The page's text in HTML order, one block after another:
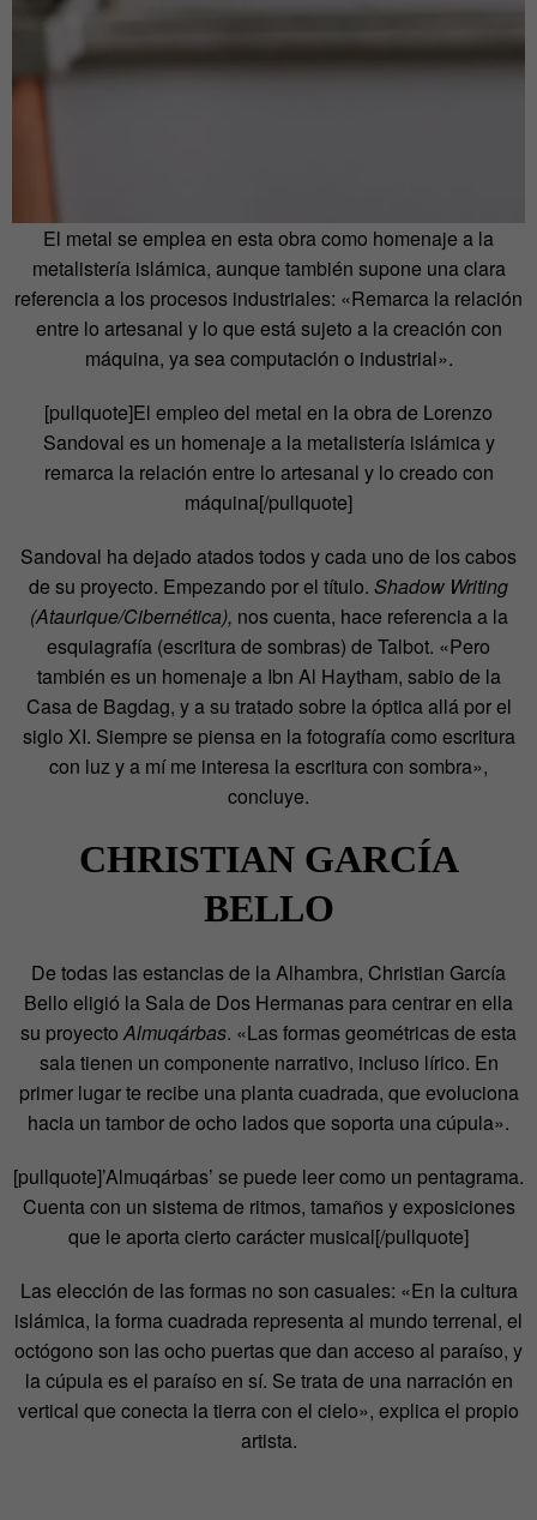
El metal se emplea en esta obra como homenaje a la
metalistería islámica, aunque también supone una clara
referencia a los procesos industriales: «Remarca la relación
entre lo artesanal y lo que está sujeto a la creación con
máquina, ya sea computación o industrial».
[pullquote]El empleo del metal en la obra de Lorenzo
Sandoval es un homenaje a la metalistería islámica y
remarca la relación entre lo artesanal y lo creado con
máquina[/pullquote]
Sandoval ha dejado atados todos y cada uno de los cabos
de su proyecto. Empezando por el título. Shadow Writing
(Ataurique/Cibernética), nos cuenta, hace referencia a la
esquiagrafía (escritura de sombras) de Talbot. «Pero
también es un homenaje a Ibn Al Haytham, sabio de la
Casa de Bagdag, y a su tratado sobre la óptica allá por el
siglo XI. Siempre se piensa en la fotografía como escritura
con luz y a mí me interesa la escritura con sombra»,
concluye.
CHRISTIAN GARCÍA
BELLO
De todas las estancias de la Alhambra, Christian García
Bello eligió la Sala de Dos Hermanas para centrar en ella
su proyectoAlmuqárbas. «Las formas geométricas de esta
sala tienen un componente narrativo, incluso lírico. En
primer lugar te recibe una planta cuadrada, que evoluciona
hacia un tambor de ocho lados que soporta una cúpula».
[pullquote]’Almuqárbas’ se puede leer como un pentagrama.
Cuenta con un sistema de ritmos, tamaños y exposiciones
que le aporta cierto carácter musical[/pullquote]
Las elección de las formas no son casuales: «En la cultura
islámica, la forma cuadrada representa al mundo terrenal, el
octógono son las ocho puertas que dan acceso al paraíso, y
la cúpula es el paraíso en sí. Se trata de una narración en
vertical que conecta la tierra con el cielo», explica el propio
artista.